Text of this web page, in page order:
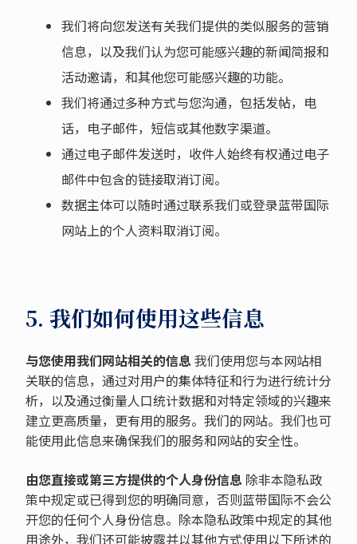
我们将向您发送有关我们提供的类似服务的营销
信息，以及我们认为您可能感兴趣的新闻简报和
活动邀请，和其他您可能感兴趣的功能。
我们将通过多种方式与您沟通，包括发帖，电
话，电子邮件，短信或其他数字渠道。
通过电子邮件发送时，收件人始终有权通过电子
邮件中包含的链接取消订阅。
数据主体可以随时通过联系我们或登录蓝带国际
网站上的个人资料取消订阅。
5. 我们如何使用这些信息
与您使用我们网站相关的信息 我们使用您与本网站相
关联的信息，通过对用户的集体特征和行为进行统计分
析，以及通过衡量人口统计数据和对特定领域的兴趣来
建立更高质量，更有用的服务。我们的网站。我们也可
能使用此信息来确保我们的服务和网站的安全性。
由您直接或第三方提供的个人身份信息 除非本隐私政
策中规定或已得到您的明确同意，否则蓝带国际不会公
开您的任何个人身份信息。除本隐私政策中规定的其他
用途外，我们还可能披露并以其他方式使用以下所述的